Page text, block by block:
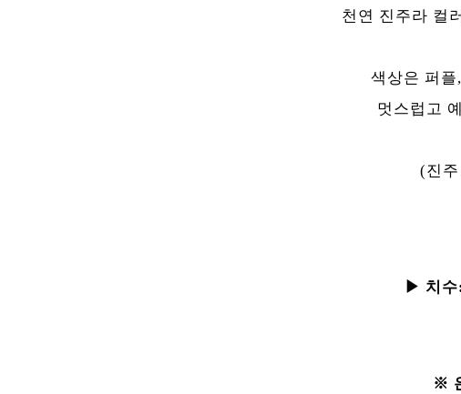
천연 진주라 컬
색상은 퍼
멋스럽고
(진
▶ 치수
※